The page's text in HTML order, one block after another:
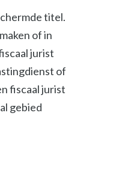
titel.
of in
jurist
of
fiscaal jurist
gebied